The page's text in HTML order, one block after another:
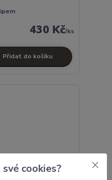
430 Kč/ks
Přidat do košíku
cookies?